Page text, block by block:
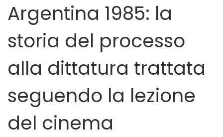
Argentina 1985: la
storia del processo
alla dittatura trattata
seguendo la lezione
del cinema